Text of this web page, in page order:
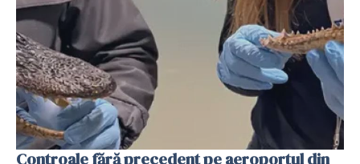
Controale fără precedent pe aeroportul din